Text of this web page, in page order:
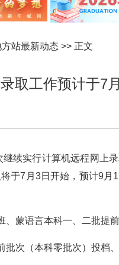
方站最新动态 >> 正文
取工作预计于7
续实行计算机远程网上
于7月3日开始，预计9月
蒙语言本科一、二批提
次（本科零批次）投档、